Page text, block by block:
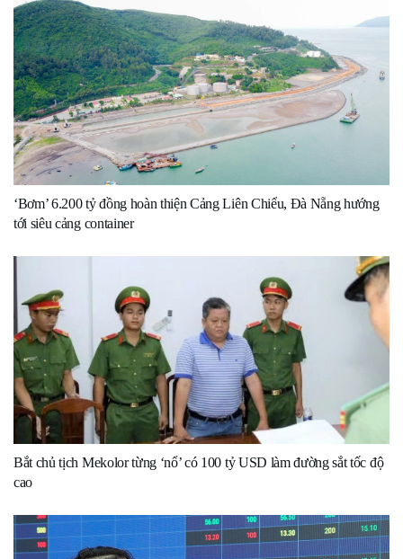
‘Bơm’ 6.200 tỷ đồng hoàn thiện Cảng Liên Chiểu, Đà Nẵng hướng
tới siêu cảng container
Bắt chủ tịch Mekolor từng ‘nổ’ có 100 tỷ USD làm đường sắt tốc độ
cao